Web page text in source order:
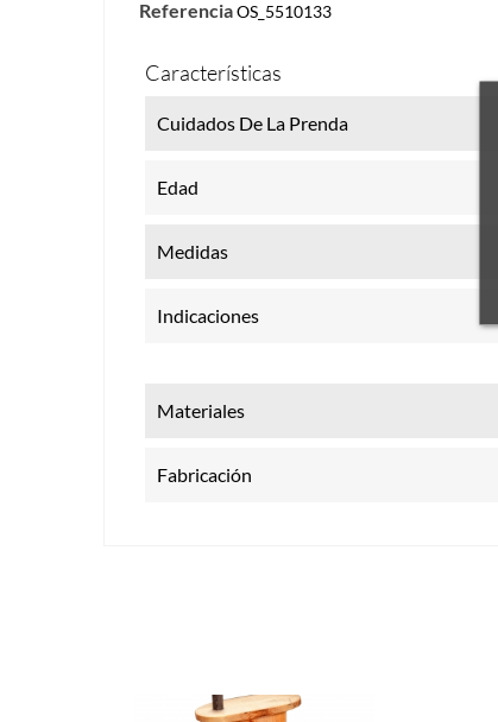
ReferenciaOS_5510133
Características
Cuidados De La Prenda
Edad
Medidas
Indicaciones
Materiales
Fabricación